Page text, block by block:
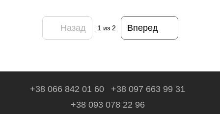
Назад 1из 2 Вперед
+38 066 842 01 60
+38 097 663 99 31
+38 093 078 22 96